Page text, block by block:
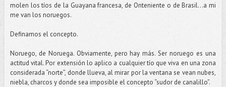
molen los tíos de la Guayana francesa, de Onteniente o de Brasil…a mi
me van los noruegos.
Definamos el concepto.
Noruego, de Noruega. Obviamente, pero hay más. Ser noruego es una
actitud vital. Por extensión lo aplico a cualquier tío que viva en una zona
considerada “norte”, donde llueva, al mirar por la ventana se vean nubes,
niebla, charcos y donde sea imposible el concepto “sudor de canalillo”.